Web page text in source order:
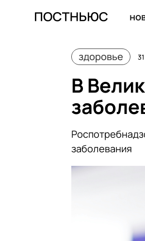
здоровье
В
заболевания